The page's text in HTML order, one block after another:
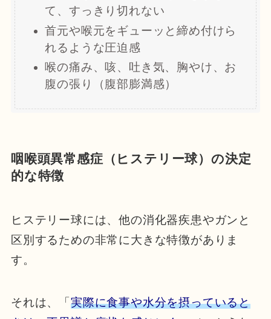
て、すっきり切れない
首元や喉元をギューッと締め付けら
れるような圧迫感
喉の痛み、咳、吐き気、胸やけ、お
腹の張り（腹部膨満感）
咽喉頭異常感症（ヒステリー球）の決定
的な特徴
ヒステリー球には、他の消化器疾患やガンと
区別するための非常に大きな特徴がありま
す。
それは、「 実際に食事や水分を摂っていると